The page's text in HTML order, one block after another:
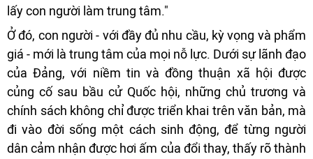
lấy con người làm trung tâm."
Ở đó, con người - với đầy đủ nhu cầu, kỳ vọng và phẩm
giá - mới là trung tâm của mọi nỗ lực. Dưới sự lãnh đạo
của Đảng, với niềm tin và đồng thuận xã hội được
củng cố sau bầu cử Quốc hội, những chủ trương và
chính sách không chỉ được triển khai trên văn bản, mà
đi vào đời sống một cách sinh động, để từng người
dân cảm nhận được hơi ấm của đổi thay, thấy rõ thành